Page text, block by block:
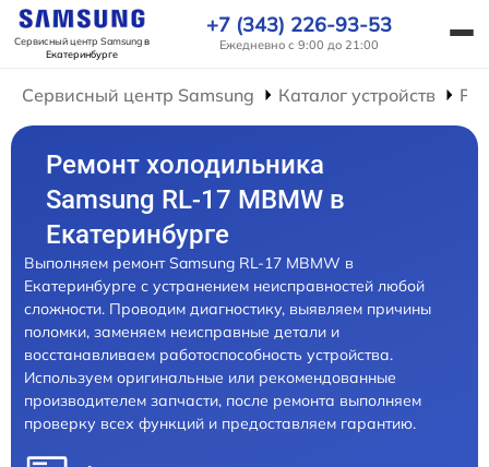
Сервисный центр Samsungв
Екатеринбурге
+7 (343) 226-93-53
Ежедневно с 9:00 до 21:00
Сервисный центр Samsung Каталог устройств
Ремонт холодильника
Samsung RL-17 MBMW в
Екатеринбурге
Выполняем ремонт Samsung RL-17 MBMW в
Екатеринбурге с устранением неисправностей любой
сложности. Проводим диагностику, выявляем причины
поломки, заменяем неисправные детали и
восстанавливаем работоспособность устройства.
Используем оригинальные или рекомендованные
производителем запчасти, после ремонта выполняем
проверку всех функций и предоставляем гарантию.